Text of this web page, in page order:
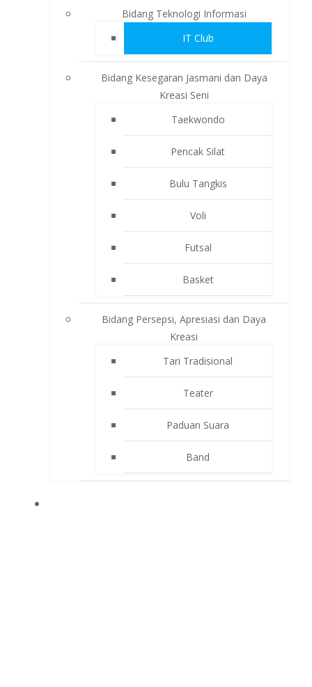
Bidang Teknologi Informasi
IT Club
Bidang Kesegaran Jasmani dan Daya
Kreasi Seni
Taekwondo
Pencak Silat
Bulu Tangkis
Voli
Futsal
Basket
Bidang Persepsi, Apresiasi dan Daya
Kreasi
Tari Tradisional
Teater
Paduan Suara
Band